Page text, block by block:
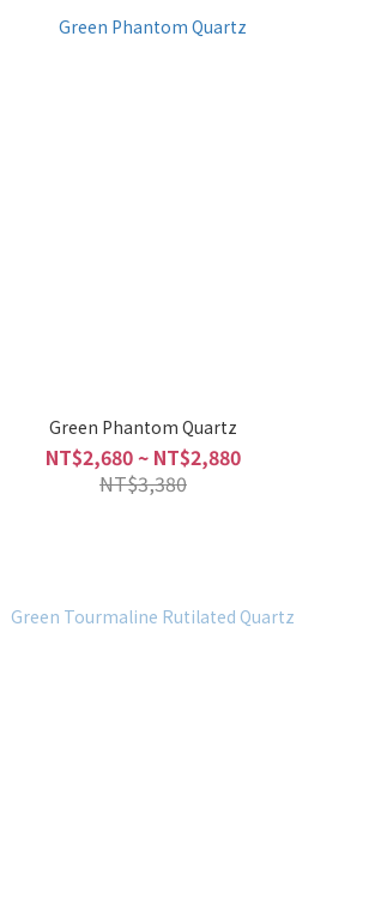
Green Phantom Quartz
NT$2,680 ~ NT$2,880
NT$3,380